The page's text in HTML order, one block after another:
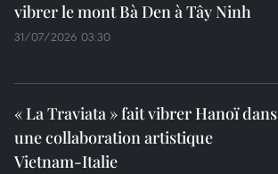
vibrer le mont Bà Den à Tây Ninh
31/07/2026 03:30
« La Traviata » fait vibrer Hanoï dans
une collaboration artistique
Vietnam-Italie